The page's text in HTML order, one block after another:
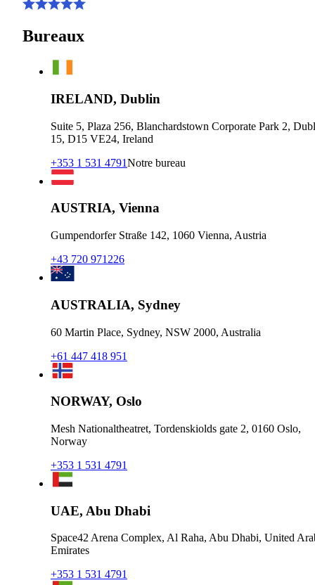
Bureaux
IRELAND, Dublin
Suite 5, Plaza 256, Blanchardstown Corporate Park 2,
15, D15 VE24, Ireland
+353 1 531 4791Notre bureau
AUSTRIA, Vienna
Gumpendorfer Straße 142, 1060 Vienna, Austria
+43 720 971226
AUSTRALIA, Sydney
60 Martin Place, Sydney, NSW 2000, Australia
+61 447 418 951
NORWAY, Oslo
Mesh Nationaltheatret, Tordenskiolds gate 2, 0160 Oslo,
Norway
+353 1 531 4791
UAE, Abu Dhabi
Space42 Arena Complex, Al Raha, Abu Dhabi, United
Emirates
+353 1 531 4791